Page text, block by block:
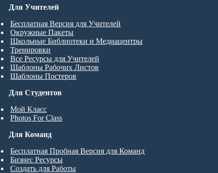
Для Студентов
Мой Класс
Photos For Class
Для Учителей
Бесплатная Версия для Учителей
Окружные Пакеты
Школьные Библиотеки и Медиацентры
Тренировки
Все Ресурсы для Учителей
Шаблоны Рабочих Листов
Шаблоны Постеров
Для Команд
Бесплатная Пробная Версия для Команд
Бизнес Ресурсы
Создать для Работы